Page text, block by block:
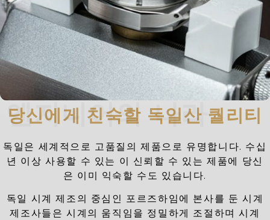
당신에게 친숙할 독일산 퀄리티
엔지니어의 나라
독일은 세계적으로 고품질의 제품으로 유명합니다. 수십
년 이상 사용할 수 있는 이 신뢰할 수 있는 제품에 당신
은 이미 익숙할 수도 있습니다.
독일 시계 제조의 중심인 포르즈하임에 본사를 둔 시계
제조사들은 시계의 움직임을 정밀하게 조절하며 시계